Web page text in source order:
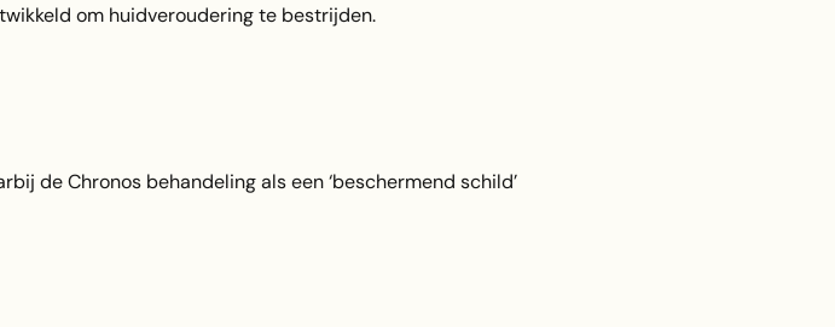
om huidveroudering te bestrijden.
de Chronos behandeling als een ‘beschermend schild’